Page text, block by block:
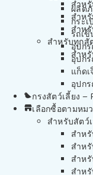
ผลิต
กระ
รถเ
อุปก
อุปก
แก็ด
อุปก
กรงสัตว์เลี้ยง –
เลือกซื้อตามหม
สำหรับสัตว์
สำห
สำห
สำห
สำห
สำห
สำห
สำห
สำหรับทุกสั
สำห